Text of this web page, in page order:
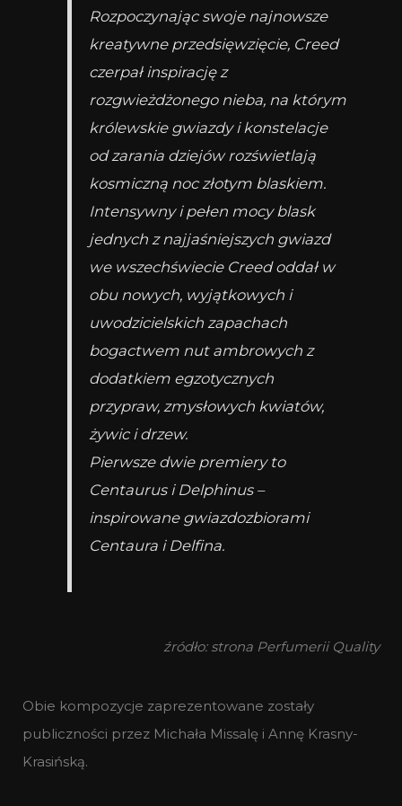
Rozpoczynając swoje najnowsze
kreatywne przedsięwzięcie, Creed
czerpał inspirację z
rozgwieżdżonego nieba, na którym
królewskie gwiazdy i konstelacje
od zarania dziejów rozświetlają
kosmiczną noc złotym blaskiem.
Intensywny i pełen mocy blask
jednych z najjaśniejszych gwiazd
we wszechświecie Creed oddał w
obu nowych, wyjątkowych i
uwodzicielskich zapachach
bogactwem nut ambrowych z
dodatkiem egzotycznych
przypraw, zmysłowych kwiatów,
żywic i drzew.
Pierwsze dwie premiery to
Centaurus i Delphinus –
inspirowane gwiazdozbiorami
Centaura i Delfina.
źródło: strona Perfumerii Quality
Obie kompozycje zaprezentowane zostały
publiczności przez Michała Missalę i Annę Krasny-
Krasińską.